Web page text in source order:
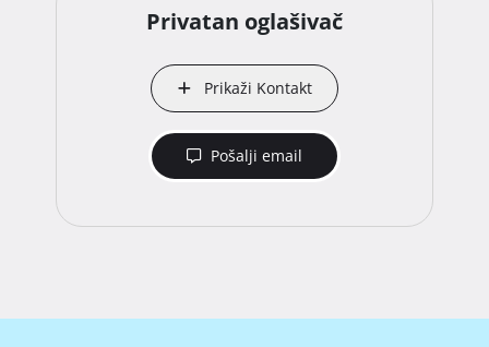
Privatan oglašivač
Prikaži Kontakt
Pošalji email